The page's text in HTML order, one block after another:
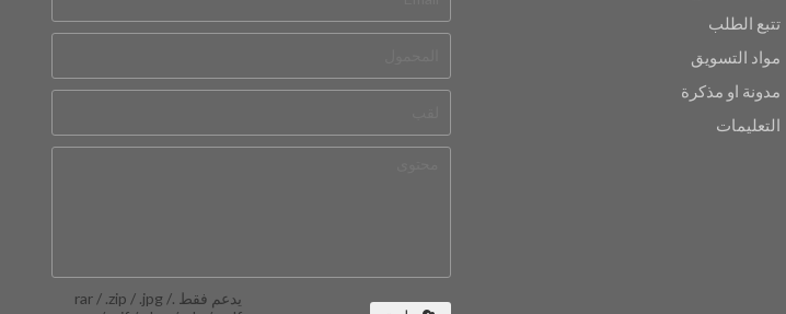
تتبع الطلب
مواد التسويق
مدونة او مذكرة
التعليمات
يدعم فقط .rar / .zip / .jpg /